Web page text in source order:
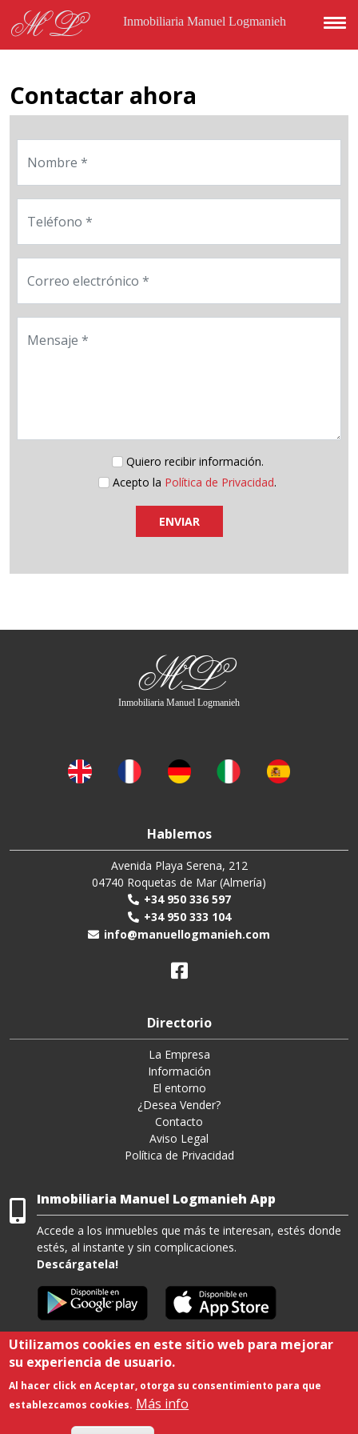
ML Inmobiliaria Manuel Logmanieh
Contactar ahora
Quiero recibir información.
Acepto la Política de Privacidad.
ENVIAR
ML
Inmobiliaria Manuel Logmanieh
Hablemos
Avenida Playa Serena, 212
04740 Roquetas de Mar (Almería)
+34 950 336 597
+34 950 333 104
info@manuellogmanieh.com
Directorio
La Empresa
Información
El entorno
¿Desea Vender?
Contacto
Aviso Legal
Política de Privacidad
Inmobiliaria Manuel Logmanieh App
Accede a los inmuebles que más te interesan, estés donde
estés, al instante y sin complicaciones.
Descárgatela!
Viviendas en Residencial Pueblo Andaluz
Viviendas en Urbanización Playa
Serena Sur -Apartamentos en Roquetas de Mar
Utilizamos cookies en este sitio web para mejorar
su experiencia de usuario.
Al hacer click en Aceptar, otorga su consentimiento para que
establezcamos cookies. Más info